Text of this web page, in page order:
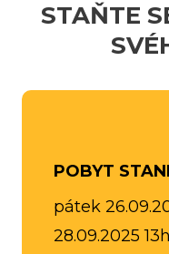
STAŇTE
POBYT
pátek
28.09.2025 13h